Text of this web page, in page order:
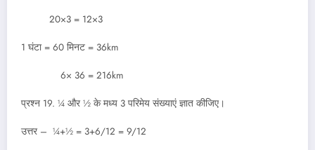
20×3 = 12×3
1 घंटा = 60 मिनट = 36km
6× 36 = 216km
प्रश्न 19. ¼ और ½ के मध्य 3 परिमेय संख्याएं ज्ञात कीजिए।
उत्तर – ¼+½ = 3+6/12 = 9/12